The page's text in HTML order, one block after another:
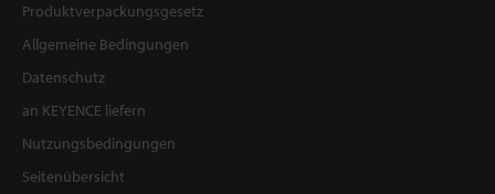
Produktverpackungsgesetz
Allgemeine Bedingungen
Datenschutz
an KEYENCE liefern
Nutzungsbedingungen
Seitenübersicht